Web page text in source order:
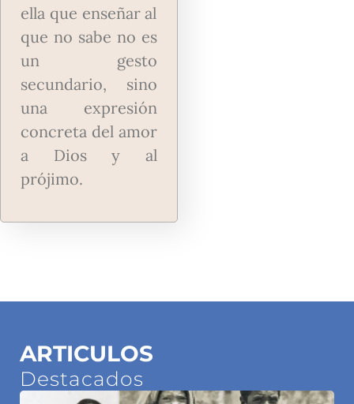
ella que enseñar al
que no sabe no es
un gesto
secundario, sino
una expresión
concreta del amor
a Dios y al
prójimo.
ARTICULOS
Destacados